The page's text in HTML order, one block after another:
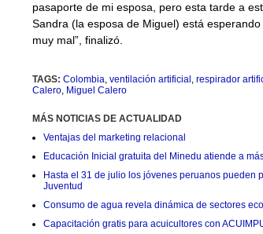
pasaporte de mi esposa, pero esta tarde a
Sandra (la esposa de Miguel) está
muy mal”, finalizó.
TAGS: Colombia, ventilación artificial , respirador
Calero, Miguel Calero
MÁS NOTICIAS DE ACTUALIDAD
Ventajas del marketing relacional
Educación Inicial gratuita del Minedu atiende a
Hasta el 31 de julio los jóvenes peruanos pueden
Juventud
Consumo de agua revela dinámica de sectores
Capacitación gratis para acuicultores con